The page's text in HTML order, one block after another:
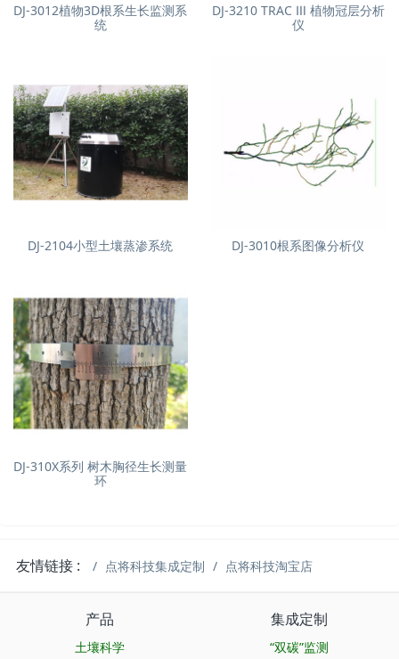
DJ-3012植物3D根系生长监测系
统
DJ-3210 TRAC Ⅲ 植物冠层分析
仪
DJ-2104小型土壤蒸渗系统 DJ-3010根系图像分析仪
DJ-310X系列 树木胸径生长测量
环
友情链接 : 点将科技集成定制 点将科技淘宝店
产品
土壤科学
集成定制
“双碳”监测